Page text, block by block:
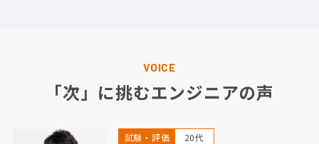
VOICE
「次」に挑むエンジニアの声
試験・評価 20代